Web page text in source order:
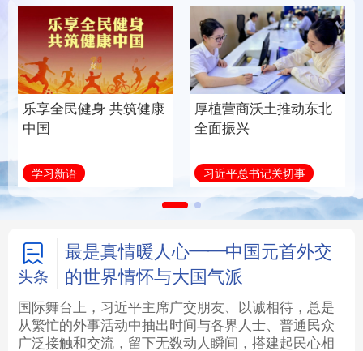
科技 科创 量子 体育
文化 书画 健康 军事
访谈 视频 图片 政务
信息化 数字经济
学术中国 乡村振兴 银龄 溯源中国
城市 旅游 能源
彩票 娱乐 时尚 悦读
乐享全民健身 共筑健康
中国
学习新语
厚植营商沃土推动东北
全面振兴
习近平总书记关切事
头条
最是真情暖人心——中国元首外交
的世界情怀与大国气派
国际舞台上，习近平主席广交朋友、以诚相待，总是
从繁忙的外事活动中抽出时间与各界人士、普通民众
广泛接触和交流，留下无数动人瞬间，搭建起民心相